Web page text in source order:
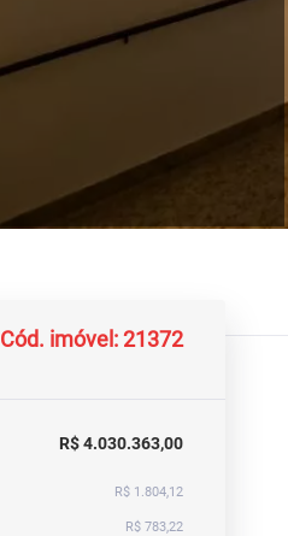
Cód. imóvel: 21372
R$ 4.030.363,00
R$ 1.804,12
R$ 783,22